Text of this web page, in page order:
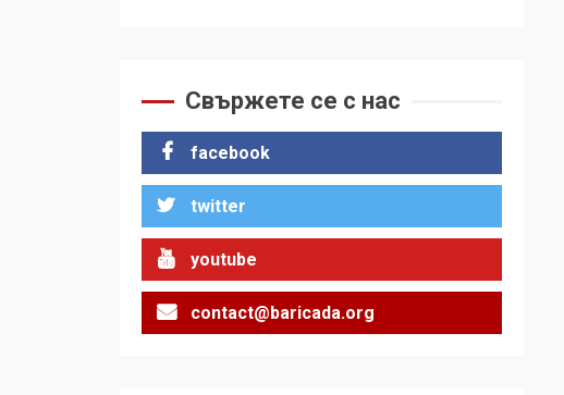
Свържете се с нас
facebook
twitter
youtube
contact@baricada.org